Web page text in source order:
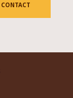
CONTACT